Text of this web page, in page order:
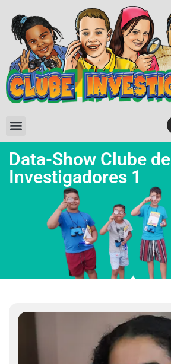
Data-Show Clube de
Investigadores 1